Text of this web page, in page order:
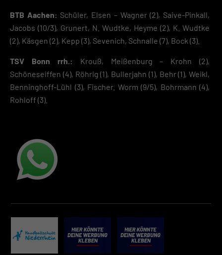
BTB Aachen: Schüler, Elsen – Wagner (2), Saive-Pinkall,
Jacobs (10/3), Grunert, N. Wudtke, Heyme (2), K. Wudtke
(2), Käsgen (2), Kepp (3), Sevenich, Schnalle (7), Bock (3).
TSV Bonn rrh.: Krouß, Meißenburg – Krohn (2),
Schöneseiffen (4), Röhrig (1), Bullerjahn (1), Behr (1), Weikl,
Benninghoff-Lühl (3), Fischer. Worm (9/5), Bohrmann (4),
Rohloff (3).